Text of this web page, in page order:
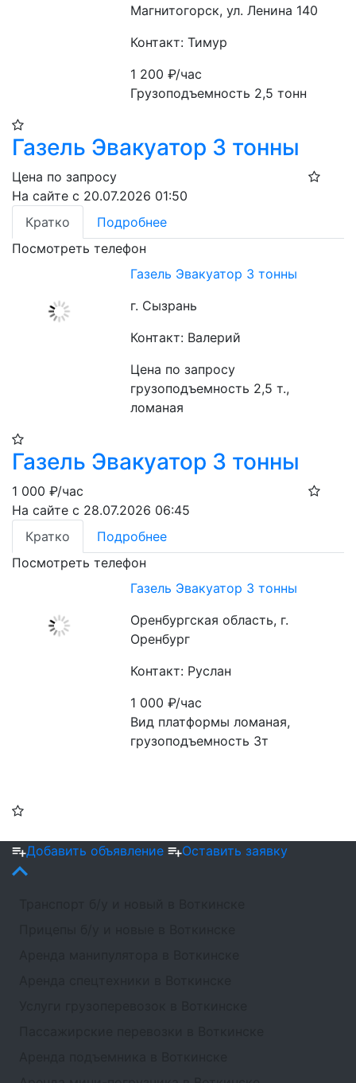
Магнитогорск, ул. Ленина 140
Контакт: Тимур
1 200₽/час
Грузоподъемность 2,5 тонн
Газель Эвакуатор 3 тонны
Цена по запросу
На сайте с 20.07.2026 01:50
Кратко
Подробнее
Посмотреть телефон
Газель Эвакуатор 3 тонны
г. Сызрань
Контакт: Валерий
Цена по запросу
грузоподъемность 2,5 т.,
ломаная
Газель Эвакуатор 3 тонны
1 000 ₽/час
На сайте с 28.07.2026 06:45
Кратко
Подробнее
Посмотреть телефон
Газель Эвакуатор 3 тонны
Оренбургская область, г.
Оренбург
Контакт: Руслан
1 000₽/час
Вид платформы ломаная,
грузоподъемность 3т
Добавить объявление
Оставить заявку